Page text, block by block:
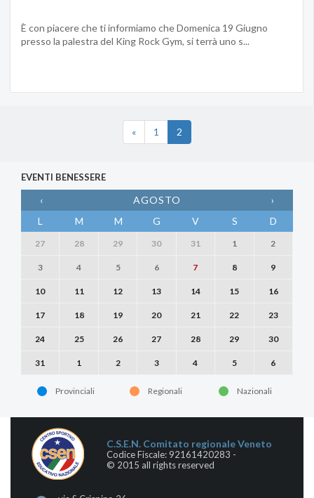
È con piacere che ti informiamo che Domenica 19 Giugno
presso la palestra del King Rock Gym, si terrà uno s...
« 1 2
EVENTI BENESSERE
‹ AGOSTO
›
L
M M G V S D
27 28 29 30 31 1 2
3 4 5 6 7 8 9
10 11 12 13 14 15 16
17 18 19 20 21 22 23
24 25 26 27 28 29 30
31 1 2 3 4 5 6
Provinciali Regionali Nazionali
C.S.E.N. Comitato regionale Veneto
Codice Fiscale: 92161420283 -
© 2015 all rights reserved